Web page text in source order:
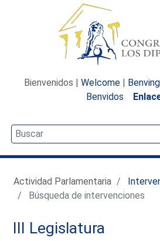
Bienvenidos | Welcome |
Benvidos
Actividad Parlamentaria
Búsqueda de intervenciones
III Legislatura